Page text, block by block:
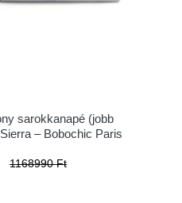
sarokkanapé (jobb
– Bobochic Paris
1168990 Ft